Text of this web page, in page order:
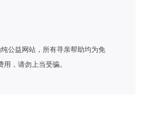
公益网站，所有寻亲帮助均为免
用，请勿上当受骗。